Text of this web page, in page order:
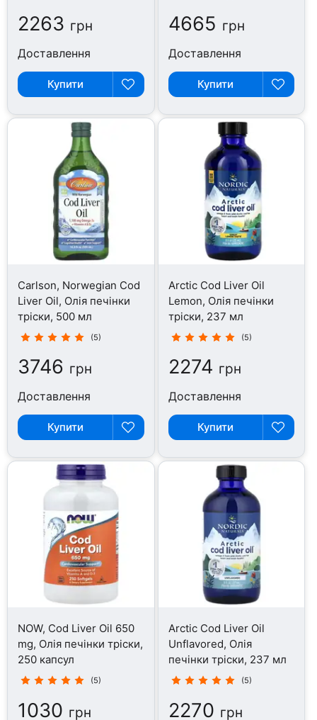
2263 грн
Доставлення
Купити
4665 грн
Доставлення
Купити
Carlson, Norwegian Cod
Liver Oil, Олія печінки
тріски, 500 мл
(5)
3746 грн
Доставлення
Купити
Arctic Cod Liver Oil
Lemon, Олія печінки
тріски, 237 мл
(5)
2274 грн
Доставлення
Купити
NOW, Cod Liver Oil 650
mg, Олія печінки тріски,
250 капсул
(5)
1030 грн
Arctic Cod Liver Oil
Unflavored, Олія
печінки тріски, 237 мл
(5)
2270 грн